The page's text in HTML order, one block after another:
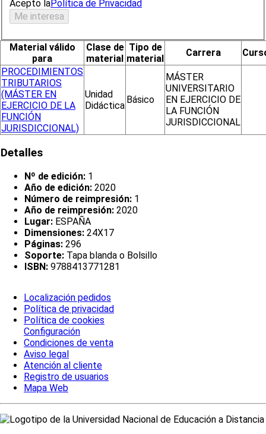
Acepto laPolítica de Privacidad
Material válido
para
Clase de
material
Tipo de
material
Carrera
PROCEDIMIENTOS
TRIBUTARIOS
(MÁSTER EN
EJERCICIO DE LA
FUNCIÓN
JURISDICCIONAL)
Unidad
Didáctica
Básico
MÁSTER
UNIVERSITARIO
EN EJERCICIO DE
LA FUNCIÓN
JURISDICCIONAL
Detalles
Nº de edición: 1
Año de edición: 2020
Número de reimpresión: 1
Año de reimpresión: 2020
Lugar: ESPAÑA
Dimensiones: 24X17
Páginas: 296
Soporte: Tapa blanda o Bolsillo
ISBN: 9788413771281
Localización pedidos
Política de privacidad
Política de cookies
Configuración
Condiciones de venta
Aviso legal
Atención al cliente
Registro de usuarios
Mapa Web